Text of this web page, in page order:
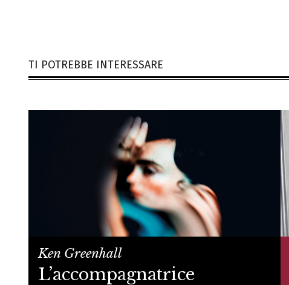
TI POTREBBE INTERESSARE
Ken Greenhall
L’accompagnatrice